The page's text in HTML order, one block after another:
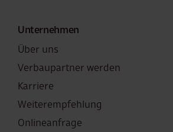
Unternehmen
Über uns
Verbaupartner werden
Karriere
Weiterempfehlung
Onlineanfrage